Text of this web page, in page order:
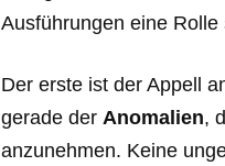
Ausführungen eine Rolle
Der erste ist der Appell
gerade derAnomalien,
anzunehmen. Keine